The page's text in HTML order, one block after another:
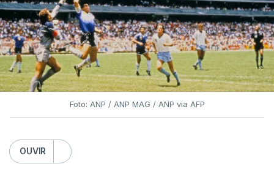
Foto: ANP / ANP MAG / ANP via AFP
OUVIR